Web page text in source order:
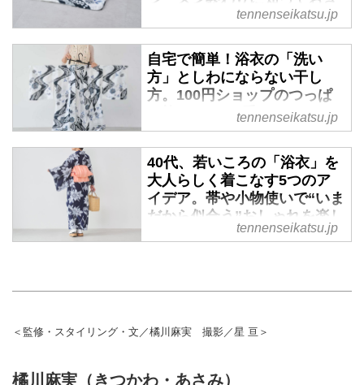
バリエーションの兵児帯があり、
大人の女性にも親しまれていま
す。帯に慣れていない人でも結び
やすく、落ち着いた雰囲気に仕上
がる帯結びを着付師でライターの
橘川麻実さんに教わります。
たい保管法／着付師・橘川麻
「浴衣のたたみ方ってなんだか難
しそう......」と思っていません
か？ 実は浴衣はその構造に沿っ
てたためば、しわなく平らになる
ようにできています。今回は、自
分から見た目線でわかるように、
浴衣のたたみ方を着付師でライタ
ーの橘川麻実さんに教わります。
さらにシーズン終わりに保管する
ときの方法も紹介します。
tennenseikatsu.jp
自宅で簡単！浴衣の「洗い
方」としわにならない干し
方。100円ショップのつっぱ
り棒でできる“手づくりハンガ
ー”のアイデアも／着付師・橘
川麻実さん - 天然生活web
浴衣は着たいけど、着たあとのお
手入れに自信がない、クリーニン
グに出すには手間もお金もかかっ
てしまう、そんな心配な人にうれ
tennenseikatsu.jp
40代、若いころの「浴衣」を
大人らしく着こなす5つのア
イデア。帯や小物使いで“いま
だから似合う”おしゃれを楽し
む／着付師・橘川麻実さん -
も、年齢を重ねるにつれてなんと
ます。そんなときは、帯締めや帯
みませんか。浴衣そのものを買い
tennenseikatsu.jp
＜監修・スタイリング・文／橘川麻実 撮影／星 亘＞
橘川麻実（きつかわ・あさみ）